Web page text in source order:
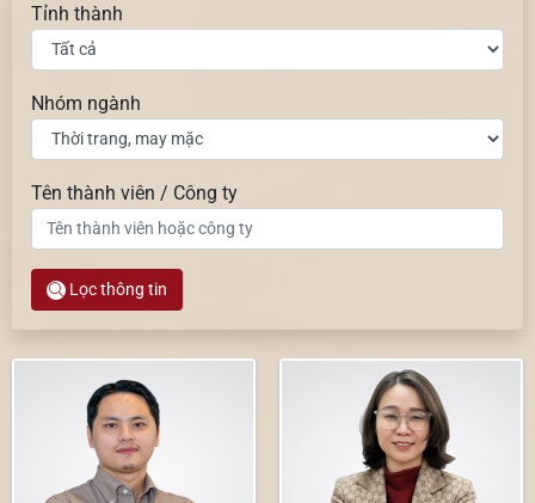
Tỉnh thành
Nhóm ngành
Tên thành viên / Công ty
Lọc thông tin